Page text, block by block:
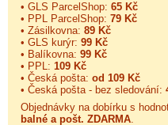
• GLS ParcelShop: 65 Kč
• PPL ParcelShop: 79 Kč
• Zásilkovna: 89 Kč
• GLS kurýr: 99 Kč
• Balíkovna: 99 Kč
• PPL: 109 Kč
• Česká pošta: od 109 Kč
• Česká pošta - bez sledování:
Objednávky na dobírku s
balné a pošt. ZDARMA.